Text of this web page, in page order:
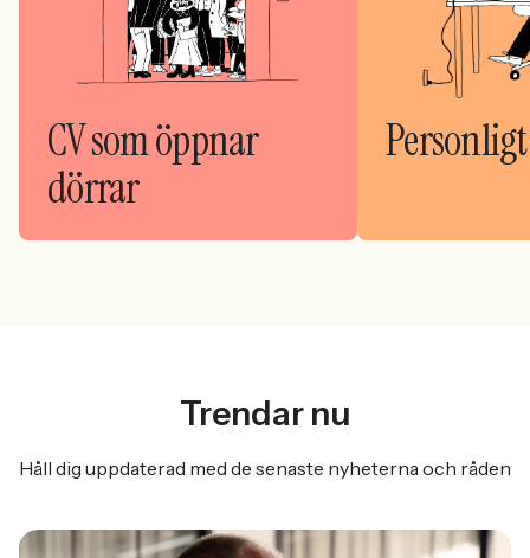
CV som öppnar
dörrar
Trendar nu
Håll dig uppdaterad med de senaste nyheterna och råden